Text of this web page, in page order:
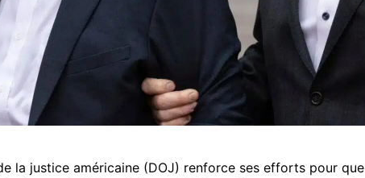
la justice américaine (DOJ) renforce ses efforts pour que